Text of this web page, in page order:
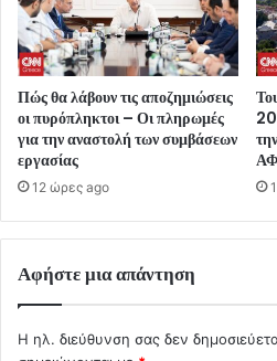
Πώς θα λάβουν τις αποζημιώσεις
οι πυρόπληκτοι – Οι πληρωμές
για την αναστολή των συμβάσεων
εργασίας
12 ώρες ago
Αφήστε μια απάντηση
Η ηλ. διεύθυνση σας δεν